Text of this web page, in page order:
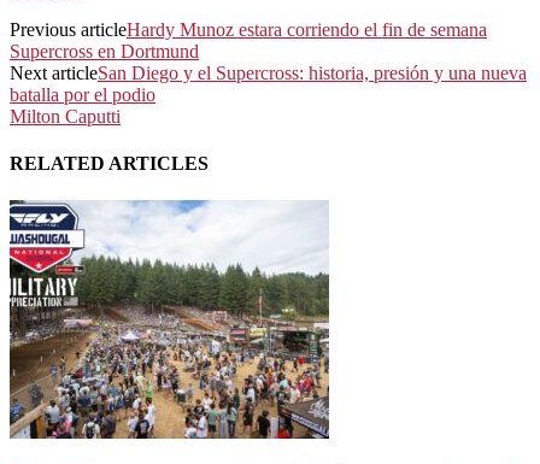
Previous articleHardy Munoz estara corriendo el fin de semana
Supercross en Dortmund
Next articleSan Diego y el Supercross: historia, presión y una nueva
batalla por el podio
Milton Caputti
RELATED ARTICLES